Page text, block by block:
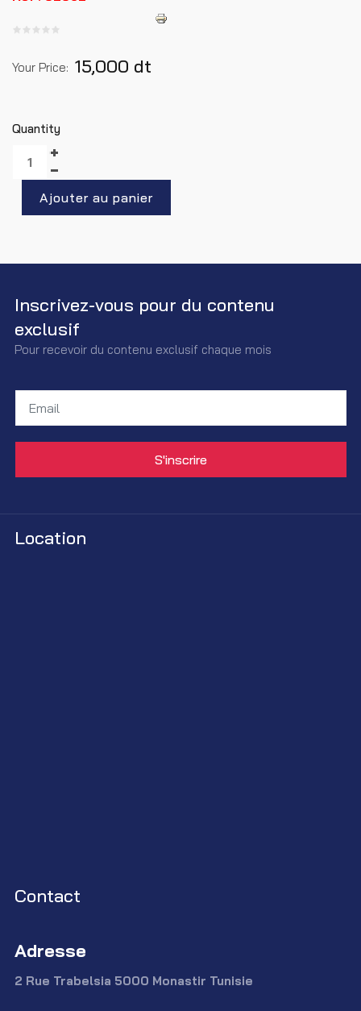
Your Price: 15,000 dt
Quantity
Inscrivez-vous pour du contenu
exclusif
Pour recevoir du contenu exclusif chaque mois
Location
Contact
Adresse
2 Rue Trabelsia 5000 Monastir Tunisie